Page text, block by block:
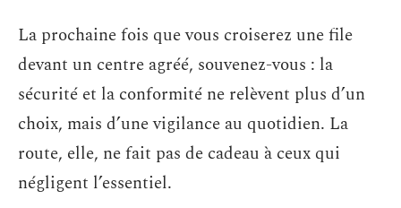
La prochaine fois que vous croiserez une file
devant un centre agréé, souvenez-vous : la
sécurité et la conformité ne relèvent plus d’un
choix, mais d’une vigilance au quotidien. La
route, elle, ne fait pas de cadeau à ceux qui
négligent l’essentiel.